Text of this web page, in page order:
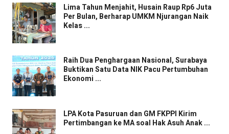
Lima Tahun Menjahit, Husain Raup Rp6 Juta
Per Bulan, Berharap UMKM Njurangan Naik
Kelas ...
Raih Dua Penghargaan Nasional, Surabaya
Buktikan Satu Data NIK Pacu Pertumbuhan
Ekonomi ...
LPA Kota Pasuruan dan GM FKPPI Kirim
Pertimbangan ke MA soal Hak Asuh Anak ...